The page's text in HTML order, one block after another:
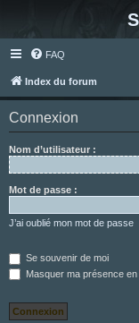
FAQ
Index du forum
Connexion
Nom d’utilisateur :
Mot de passe :
J’ai oublié mon mot de passe
Se souvenir de moi
Masquer ma présence